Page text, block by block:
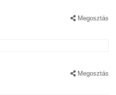
Megosztás
Megosztás